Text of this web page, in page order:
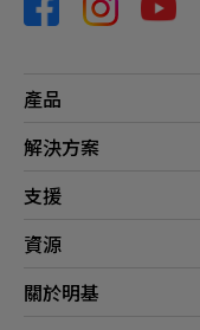
產品
投影機
燈具
解決方案
商業
電競
支援
聯絡我們
常見問答
資源
投影機投射距離計算器
關於明基